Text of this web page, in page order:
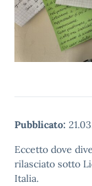
Pubblicato:
Eccetto dove
rilasciato sotto
Italia.